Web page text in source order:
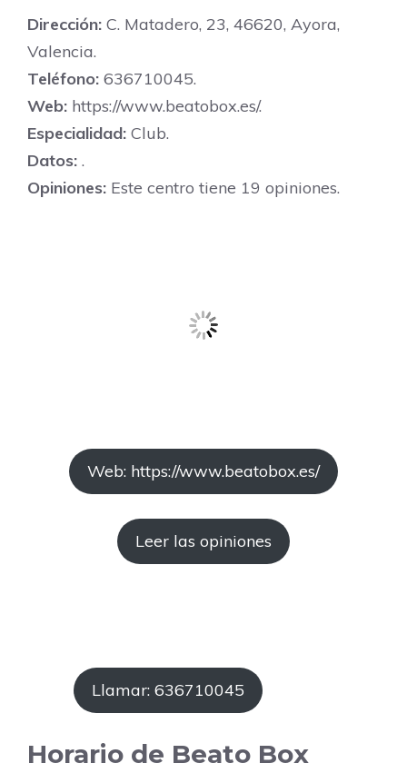
Dirección: C. Matadero, 23, 46620, Ayora,
Valencia.
Teléfono: 636710045.
Web: https://www.beatobox.es/.
Especialidad: Club.
Datos: .
Opiniones: Este centro tiene 19 opiniones.
Web: https://www.beatobox.es/
Leer las opiniones
Llamar: 636710045
Horario de Beato Box